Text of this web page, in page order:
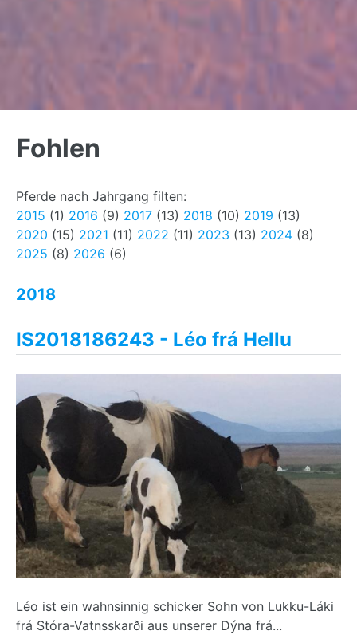
to
top
Fohlen
Pferde nach Jahrgang filten:
2015 (1) 2016 (9) 2017 (13) 2018 (10) 2019 (13)
2020 (15) 2021 (11) 2022 (11) 2023 (13) 2024 (8)
2025 (8) 2026 (6)
2018
IS2018186243 - Léo frá Hellu
Léo ist ein wahnsinnig schicker Sohn von Lukku-Láki
frá Stóra-Vatnsskarði aus unserer Dýna frá...